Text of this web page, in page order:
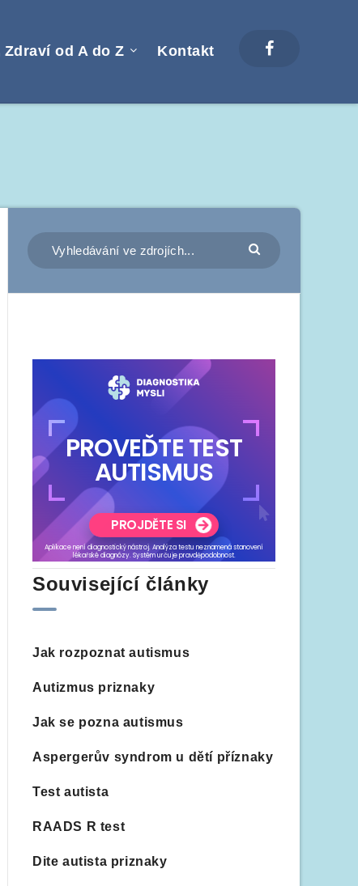
Zdraví od A do Z Kontakt
Související články
Jak rozpoznat autismus
Autizmus priznaky
Jak se pozna autismus
Aspergerův syndrom u dětí příznaky
Test autista
RAADS R test
Dite autista priznaky